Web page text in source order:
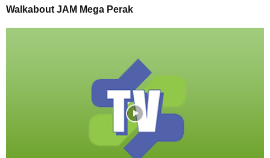
Walkabout JAM Mega Perak